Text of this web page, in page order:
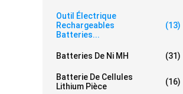
Outil Électrique
Rechargeables
Batteries...
(13)
Batteries De Ni MH (31)
Batterie De Cellules
Lithium Pièce
(16)